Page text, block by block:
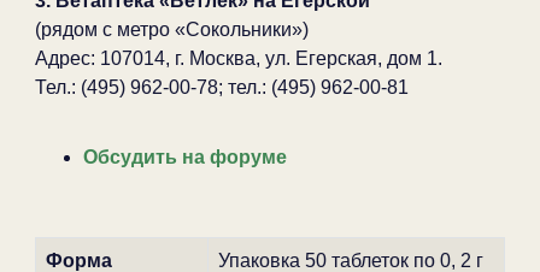
(рядом с метро «Сокольники»)
Адрес: 107014, г. Москва, ул. Егерская, дом 1.
Тел.: (495) 962-00-78; тел.: (495) 962-00-81
Обсудить на форуме
Форма
Упаковка 50 таблеток по 0, 2 г